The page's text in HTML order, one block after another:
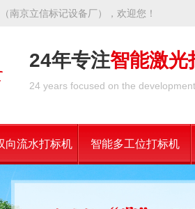
南京立信标记设备厂），欢迎您！
24年专注智能激光
24 years focused on the
向流水打标机 智能多工位打标机